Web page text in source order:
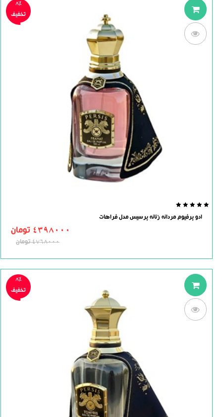
out
8%
تخفیف
ادو پرفیوم مردانه زنانه پرسیس مدل فراهات
4398000 تومان
4768000تومان
8%
تخفیف